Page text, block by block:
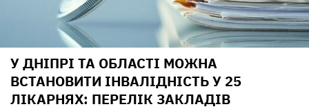
У ДНІПРІ ТА ОБЛАСТІ МОЖНА
ВСТАНОВИТИ ІНВАЛІДНІСТЬ У 25
ЛІКАРНЯХ: ПЕРЕЛІК ЗАКЛАДІВ